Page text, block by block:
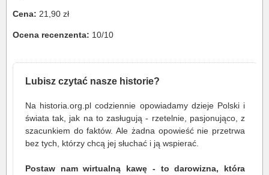
Cena: 21,90 zł
Ocena recenzenta: 10/10
Lubisz czytać nasze historie?
Na historia.org.pl codziennie opowiadamy dzieje Polski i
świata tak, jak na to zasługują - rzetelnie, pasjonująco, z
szacunkiem do faktów. Ale żadna opowieść nie przetrwa
bez tych, którzy chcą jej słuchać i ją wspierać.
Postaw nam wirtualną kawę - to darowizna, która